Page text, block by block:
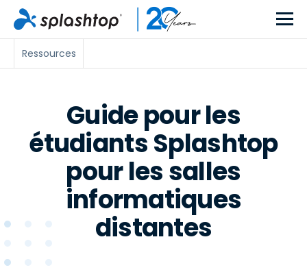
Ressources
Guide pour les
étudiants Splashtop
pour les salles
informatiques
distantes